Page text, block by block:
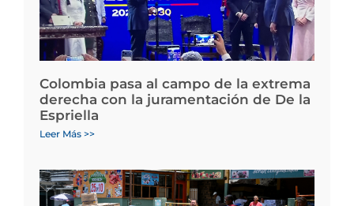
Colombia pasa al campo de la extrema
derecha con la juramentación de De la
Espriella
Leer Más >>